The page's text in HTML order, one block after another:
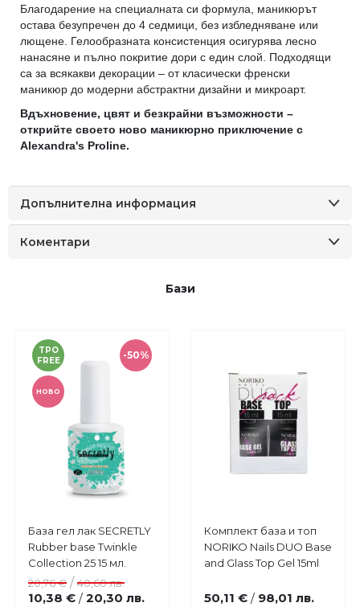
Благодарение на специалната си формула, маникюрът
остава безупречен до 4 седмици, без избледняване или
лющене. Гелообразната консистенция осигурява лесно
нанасяне и пълно покритие дори с един слой. Подходящи
са за всякакви декорации – от класически френски
маникюр до модерни абстрактни дизайни и микроарт.
Вдъхновение, цвят и безкрайни възможности –
открийте своето ново маникюрно приключение с
Alexandra's Proline.
Допълнителна информация
Коментари
Бази
-50%
TPO
FREE
НОВО
Добави
в
любими
Купи
База гел лак SECRETLY
Rubber base Twinkle
Collection 25 15 мл.
10,38 € / 20,30 лв.
20,76 € / 40,60 лв.
Добави
в
любими
Купи
Комплект база и топ
NORIKO Nails DUO Base
and Glass Top Gel 15ml
50,11 € / 98,01 лв.